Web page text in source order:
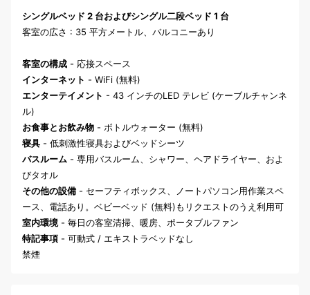
シングルベッド 2 台およびシングル二段ベッド 1 台
客室の広さ : 35 平方メートル、バルコニーあり
客室の構成 - 応接スペース
インターネット - WiFi (無料)
エンターテイメント - 43 インチのLED テレビ (ケーブルチャンネ
ル)
お食事とお飲み物 - ボトルウォーター (無料)
寝具 - 低刺激性寝具およびベッドシーツ
バスルーム - 専用バスルーム、シャワー、ヘアドライヤー、およ
びタオル
その他の設備 - セーフティボックス、ノートパソコン用作業スペ
ース、電話あり。ベビーベッド (無料)もリクエストのうえ利用可
室内環境 - 毎日の客室清掃、暖房、ポータブルファン
特記事項 - 可動式 / エキストラベッドなし
禁煙